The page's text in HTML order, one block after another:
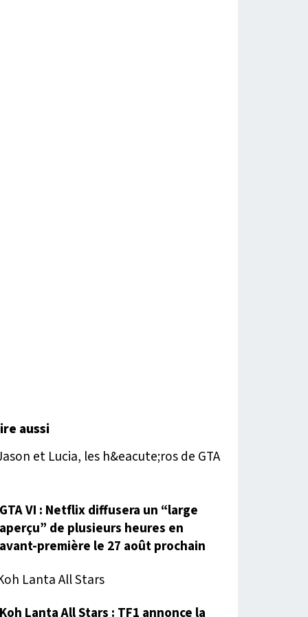
aussi
GTA VI : Netflix diffusera un “large
aperçu” de plusieurs heures en
avant-première le 27 août prochain
Koh Lanta All Stars : TF1 annonce la